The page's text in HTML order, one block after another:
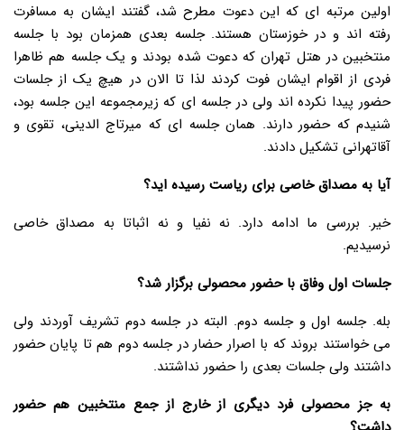
اولین مرتبه ای که این دعوت مطرح شد، گفتند ایشان به مسافرت
رفته اند و در خوزستان هستند. جلسه بعدی همزمان بود با جلسه
منتخبین در هتل تهران که دعوت شده بودند و یک جلسه هم ظاهرا
فردی از اقوام ایشان فوت کردند لذا تا الان در هیچ یک از جلسات
حضور پیدا نکرده اند ولی در جلسه ای که زیرمجموعه این جلسه بود،
شنیدم که حضور دارند. همان جلسه ای که میرتاج الدینی، تقوی و
آقاتهرانی تشکیل دادند.
آیا به مصداق خاصی برای ریاست رسیده اید؟
خیر. بررسی ما ادامه دارد. نه نفیا و نه اثباتا به مصداق خاصی
نرسیدیم.
جلسات اول وفاق با حضور محصولی برگزار شد؟
بله. جلسه اول و جلسه دوم. البته در جلسه دوم تشریف آوردند ولی
می خواستند بروند که با اصرار حضار در جلسه دوم هم تا پایان حضور
داشتند ولی جلسات بعدی را حضور نداشتند.
به جز محصولی فرد دیگری از خارج از جمع منتخبین هم حضور